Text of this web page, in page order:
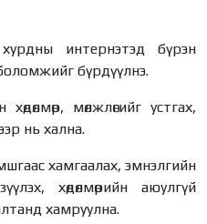
хурдны интернэтэд бүрэн
бүрдүүлнэ.
мөлжлөгийг устгах,
нь хална.
хамгаалах, эмнэлгийн
хөдөлмөрийн аюулгүй
хамруулна.